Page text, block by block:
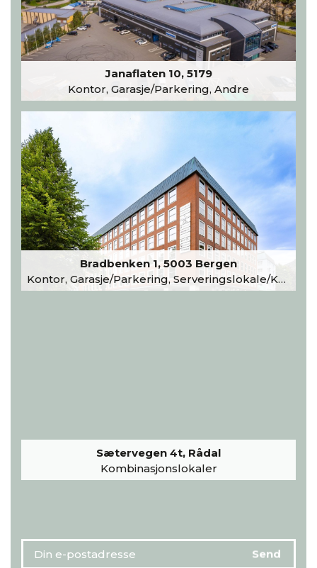
Janaflaten 10, 5179
Kontor, Garasje/Parkering, Andre
Bradbenken 1, 5003 Bergen
Kontor, Garasje/Parkering, Serveringslokale/Kantine, Undervisning/Arrangement
Sætervegen 4t, Rådal
Kombinasjonslokaler